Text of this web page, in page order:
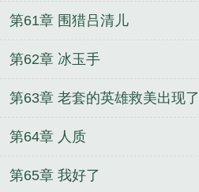
第61章 围猎吕清儿
第62章 冰玉手
第63章 老套的英雄救美出现了
第64章 人质
第65章 我好了